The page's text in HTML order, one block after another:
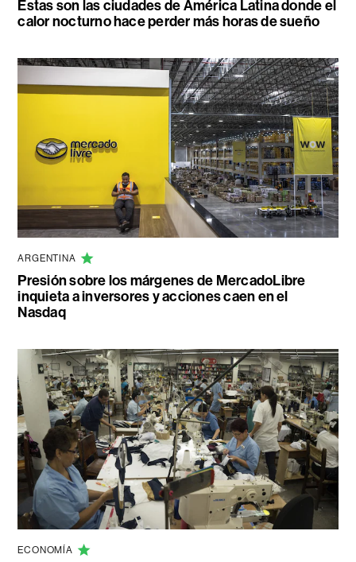
Estas son las ciudades de América Latina donde el
calor nocturno hace perder más horas de sueño
ARGENTINA
Presión sobre los márgenes de MercadoLibre
inquieta a inversores y acciones caen en el
Nasdaq
ECONOMÍA